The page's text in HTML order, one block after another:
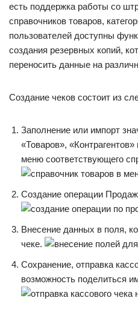
есть поддержка работы со
справочников товаров,
пользователей доступны
создания резервных копий,
переносить данные на
Создание чеков состоит из
Заполнение или импорт
«Товаров»,
меню соответствующего
Создание операции
Внесение данных в поля,
чеке.
Сохранение, отправка
возможность поделиться